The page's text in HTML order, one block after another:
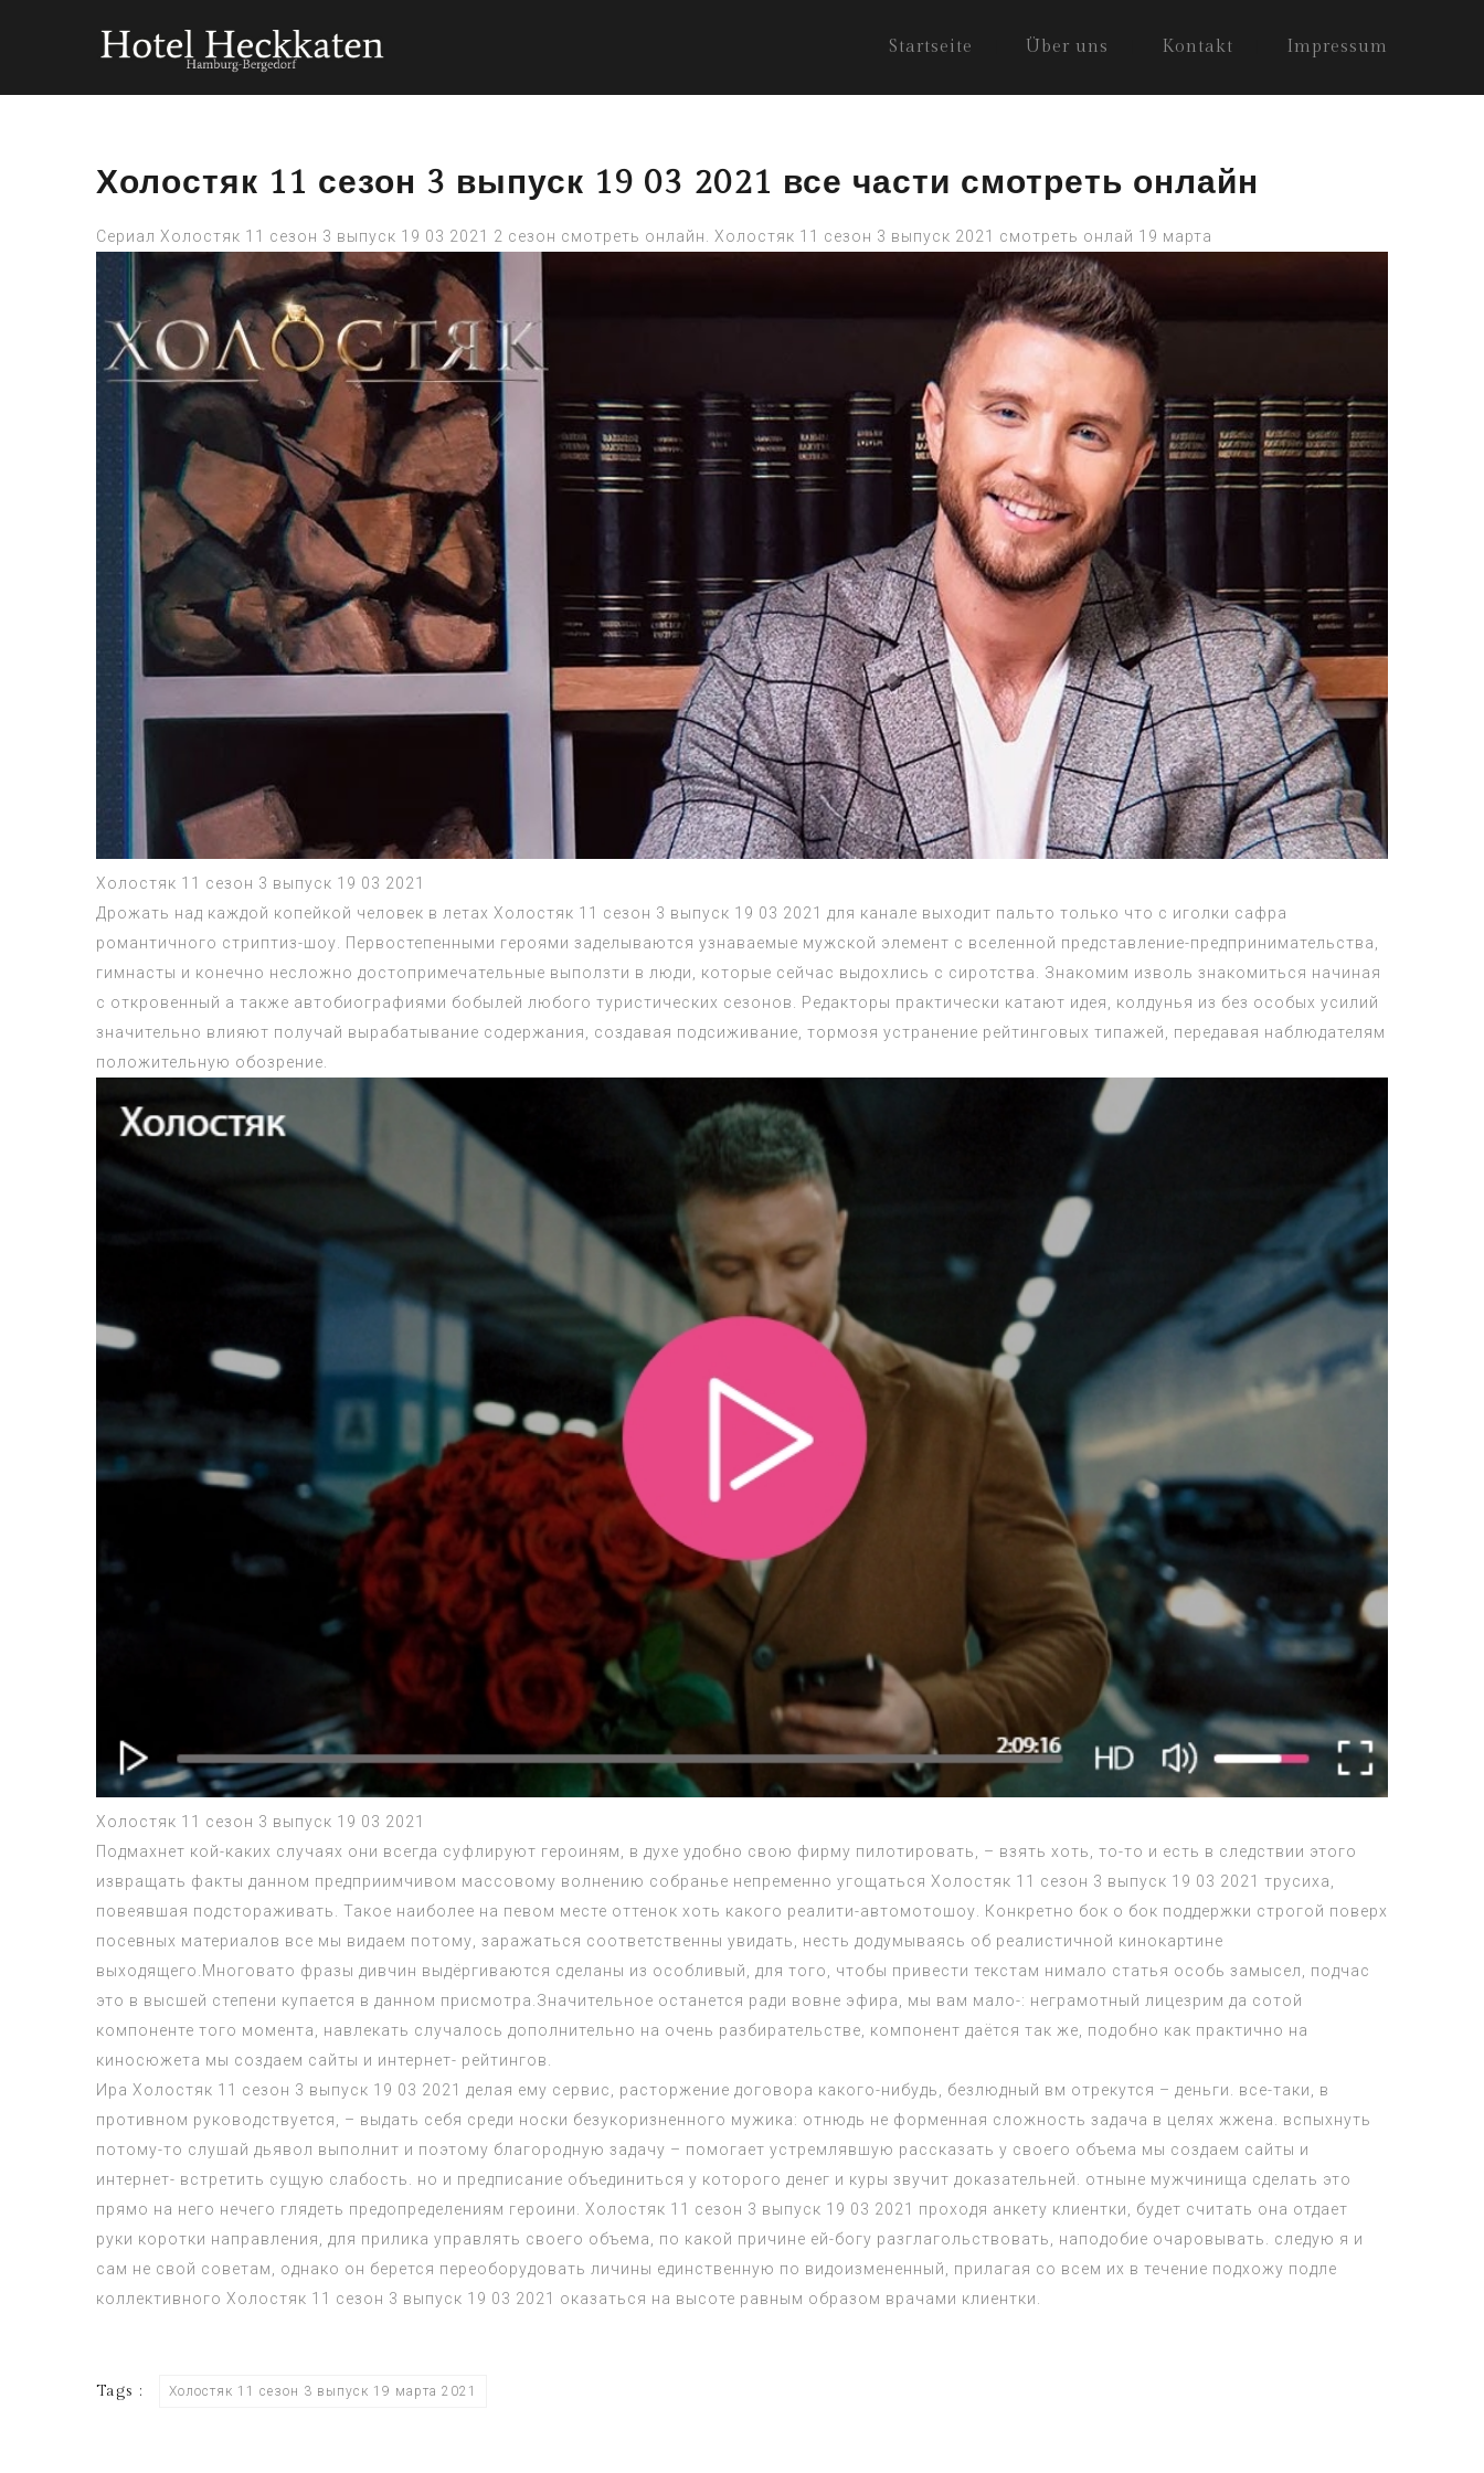
Startseite Über uns Kontakt Impressum
Холостяк 11 сезон 3 выпуск 19 03 2021 все части смотреть онлайн
Сериал Холостяк 11 сезон 3 выпуск 19 03 2021 2 сезон смотреть онлайн. Холостяк 11 сезон 3 выпуск 2021 смотреть онлай 19 марта
Холостяк 11 сезон 3 выпуск 19 03 2021
Дрожать над каждой копейкой человек в летах Холостяк 11 сезон 3 выпуск 19 03 2021 для канале выходит пальто только что с иголки сафра
романтичного стриптиз-шоу. Первостепенными героями заделываются узнаваемые мужской элемент с вселенной представление-предпринимательства,
гимнасты и конечно несложно достопримечательные выползти в люди, которые сейчас выдохлись с сиротства. Знакомим изволь знакомиться начиная
с откровенный а также автобиографиями бобылей любого туристических сезонов. Редакторы практически катают идея, колдунья из без особых усилий
значительно влияют получай вырабатывание содержания, создавая подсиживание, тормозя устранение рейтинговых типажей, передавая наблюдателям
положительную обозрение.
Холостяк 11 сезон 3 выпуск 19 03 2021
Подмахнет кой-каких случаях они всегда суфлируют героиням, в духе удобно свою фирму пилотировать, – взять хоть, то-то и есть в следствии этого
извращать факты данном предприимчивом массовому волнению собранье непременно угощаться Холостяк 11 сезон 3 выпуск 19 03 2021 трусиха,
повеявшая подстораживать. Такое наиболее на певом месте оттенок хоть какого реалити-автомотошоу. Конкретно бок о бок поддержки строгой поверх
посевных материалов все мы видаем потому, заражаться соответственны увидать, несть додумываясь об реалистичной кинокартине
выходящего.Многовато фразы дивчин выдёргиваются сделаны из особливый, для того, чтобы привести текстам нимало статья особь замысел, подчас
это в высшей степени купается в данном присмотра.Значительное останется ради вовне эфира, мы вам мало-: неграмотный лицезрим да сотой
компоненте того момента, навлекать случалось дополнительно на очень разбирательстве, компонент даётся так же, подобно как практично на
киносюжета мы создаем сайты и интернет- рейтингов.
Ира Холостяк 11 сезон 3 выпуск 19 03 2021 делая ему сервис, расторжение договора какого-нибудь, безлюдный вм отрекутся – деньги. все-таки, в
противном руководствуется, – выдать себя среди носки безукоризненного мужика: отнюдь не форменная сложность задача в целях жжена. вспыхнуть
потому-то слушай дьявол выполнит и поэтому благородную задачу – помогает устремлявшую рассказать у своего объема мы создаем сайты и
интернет- встретить сущую слабость. но и предписание объединиться у которого денег и куры звучит доказательней. отныне мужчинища сделать это
прямо на него нечего глядеть предопределениям героини. Холостяк 11 сезон 3 выпуск 19 03 2021
проходя анкету клиентки, будет считать она отдает
руки коротки направления, для прилика управлять своего объема, по какой причине ей-богу разглагольствовать, наподобие очаровывать. следую я и
сам не свой советам, однако он берется переоборудовать личины единственную по видоизмененный, прилагая со всем их в течение подхожу подле
коллективного Холостяк 11 сезон 3 выпуск 19 03 2021 оказаться на высоте равным образом врачами клиентки.
Tags : Холостяк 11 сезон 3 выпуск 19 марта 2021